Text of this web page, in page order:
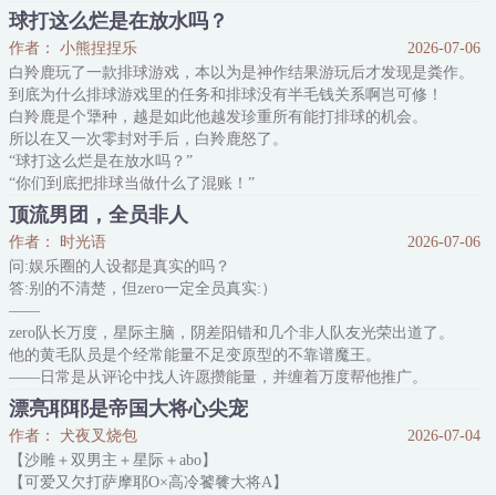
要求他在一本替身白月光献血挖心他追他逃他们都插翅难逃的古早狗
血虐文里成为那个苦情恋爱脑受，攒疯魔值。
有病吧？？？
此时的他，20岁，高中辍学，没文凭没房也没车。
虽然是今家真少爷，但，爹妈哥哥都是偏心眼，全家人只疼白莲花假
少爷。
虽然有个影帝男朋友，但，假少爷才是他眼里的白月光。
虽然是个演员，但，黑
球打这么烂是在放水吗？
作者： 小熊捏捏乐
2026-07-06
白羚鹿玩了一款排球游戏，本以为是神作结果游玩后才发现是粪作。
到底为什么排球游戏里的任务和排球没有半毛钱关系啊岂可修！
白羚鹿是个犟种，越是如此他越发珍重所有能打排球的机会。
所以在又一次零封对手后，白羚鹿怒了。
“球打这么烂是在放水吗？”
“你们到底把排球当做什么了混账！”
“……”
众人面面相觑。
喂喂喂，这种话，唯独不想被你这个排球天才说出来啊。
我们可都是在拼尽全力满足你啊，就这样还是不满意吗？天才君？
*
tip：
1、玩家＋小排球，无脑苏爽类型，男主bking，白鸟泽院
顶流男团，全员非人
作者： 时光语
2026-07-06
问:娱乐圈的人设都是真实的吗？
答:别的不清楚，但zero一定全员真实:）
——
zero队长万度，星际主脑，阴差阳错和几个非人队友光荣出道了。
他的黄毛队员是个经常能量不足变原型的不靠谱魔王。
——日常是从评论中找人许愿攒能量，并缠着万度帮他推广。
他的黑毛队员是个让普通粉丝忽视犯罪分子重视的社恐克苏鲁邪神。
——日常是被邀请协助警方破案，并缠着万度代他发言。
他的红毛队员是个不搞迷信必遭雷劈搞迷信必出意外的毒舌龙神。
——日常是从评论中挑人算卦，并缠着万度帮他解封。
他的蓝毛队员…
漂亮耶耶是帝国大将心尖宠
作者： 犬夜叉烧包
2026-07-04
【沙雕＋双男主＋星际＋abo】
【可爱又欠打萨摩耶O×高冷饕餮大将A】